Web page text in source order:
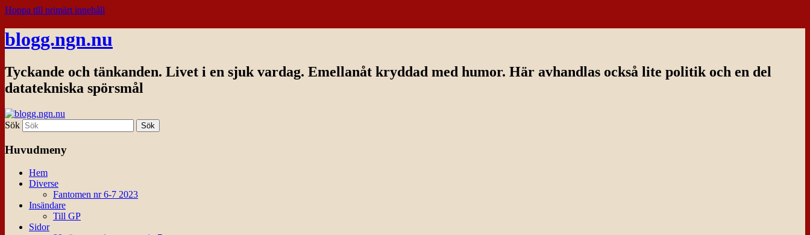
Hoppa till primärt innehåll
blogg.ngn.nu
Tyckande och tänkanden. Livet i en sjuk vardag. Emellanåt kryddad med humor. Här avhandlas också lite politik och en del
datatekniska spörsmål
Sök
Huvudmeny
Hem
Diverse
Fantomen nr 6-7 2023
Insändare
Till GP
Sidor